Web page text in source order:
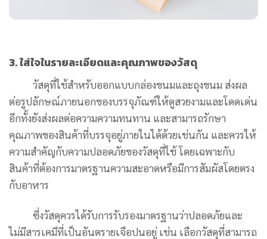
3. ใส่ใจในรายละเอียดและคุณภาพของวัสดุ
วัสดุที่ใช้สำหรับออกแบบกล่องขนมและถุงขนม ส่งผล
ต่อรูปลักษณ์ภายนอกของบรรจุภัณฑ์ให้ดูสวยงามและโดดเด่น
อีกทั้งยังส่งผลต่อความความทนทาน และสามารถรักษา
คุณภาพของสินค้าที่บรรจุอยู่ภายในได้ด้วยเช่นกัน และควรให้
ความสำคัญกับความปลอดภัยของวัสดุที่ใช้ โดยเฉพาะกับ
สินค้าที่ต้องการมาตรฐานความสะอาดหรือมีการสัมผัสโดยตรง
กับอาหาร
ซึ่งวัสดุควรได้รับการรับรองมาตรฐานว่าปลอดภัยและ
ไม่มีสารเคมีที่เป็นอันตรายเจือปนอยู่ เช่น เลือกวัสดุที่สามารถ